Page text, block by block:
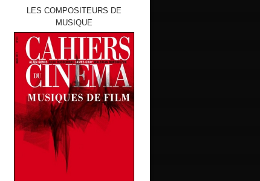
LES COMPOSITEURS DE
MUSIQUE